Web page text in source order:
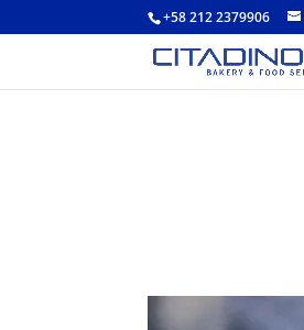
+58 212 2379906